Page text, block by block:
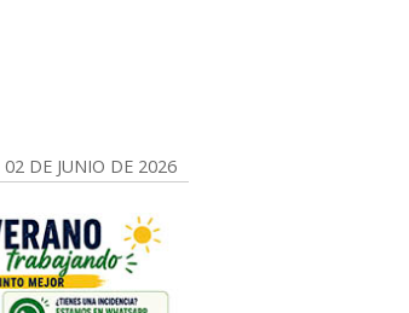
02 DE JUNIO DE 2026